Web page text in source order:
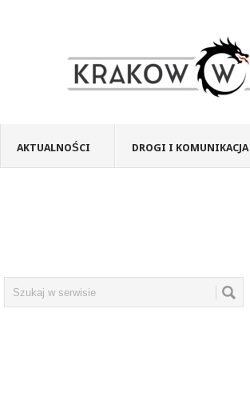
AKTUALNOŚCI DROGI I KOMUNIKACJA